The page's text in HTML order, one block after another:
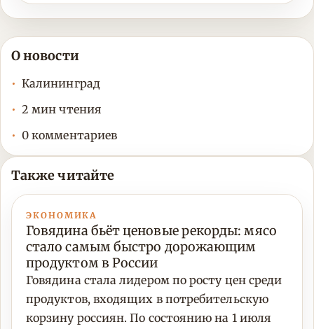
О новости
Калининград
2 мин чтения
0 комментариев
Также читайте
ЭКОНОМИКА
Говядина бьёт ценовые рекорды: мясо
стало самым быстро дорожающим
продуктом в России
Говядина стала лидером по росту цен среди
продуктов, входящих в потребительскую
корзину россиян. По состоянию на 1 июля